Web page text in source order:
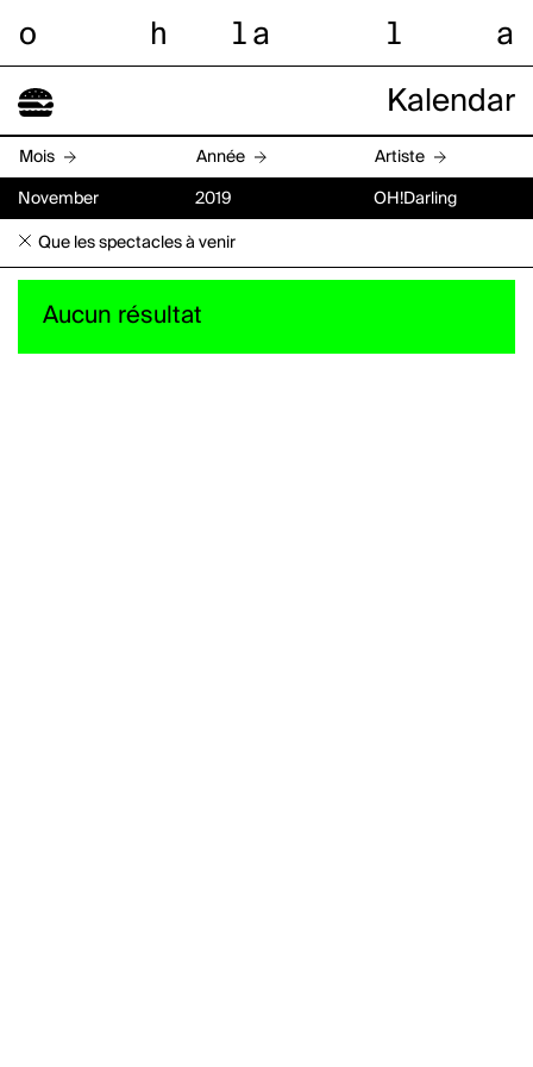
o h l a l a
Kalendar
Mois Année Artiste
November 2019 OH!Darling
Que les spectacles à venir
Aucun résultat